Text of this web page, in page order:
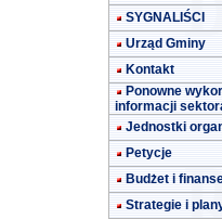
SYGNALIŚCI
Urząd Gminy
Kontakt
Ponowne
informacji
Jednostki
Petycje
Budżet i
Strategie i